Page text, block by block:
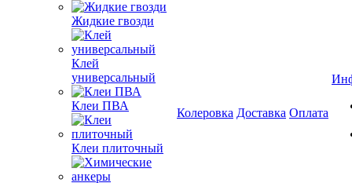
Жидкие гвозди
Клей
универсальный
Клеи ПВА
Клеи плиточный
Колеровка Доставка Оплата